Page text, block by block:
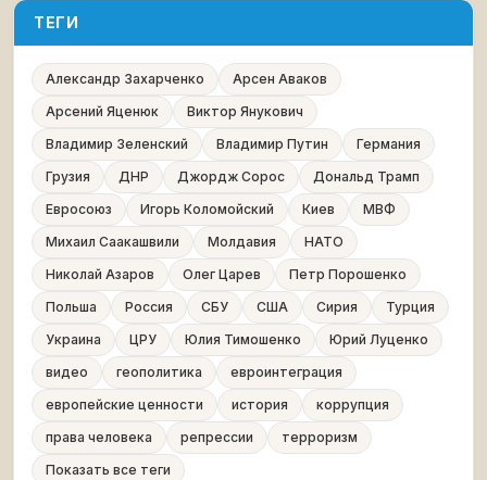
ТЕГИ
Александр Захарченко
Арсен Аваков
Арсений Яценюк
Виктор Янукович
Владимир Зеленский
Владимир Путин
Германия
Грузия
ДНР Джордж Сорос
Дональд Трамп
Евросоюз
Игорь Коломойский Киев
МВФ
Михаил Саакашвили
Молдавия
НАТО
Николай Азаров
Олег Царев
Петр Порошенко
Польша
Россия СБУ США Сирия
Турция
Украина
ЦРУ Юлия Тимошенко
Юрий Луценко
видео
геополитика
евроинтеграция
европейские ценности
история
коррупция
права человека
репрессии
терроризм
Показать все теги